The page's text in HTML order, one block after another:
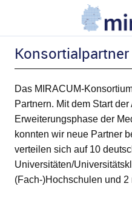
MIRACUM
Menü aufklappen
Konsortialpartner
Das MIRACUM-
Partnern. Mit dem Start der
Erweiterungsphase der
konnten wir neue Partner
verteilen sich auf 10
Universitäten/
(Fach-)Hochschulen und